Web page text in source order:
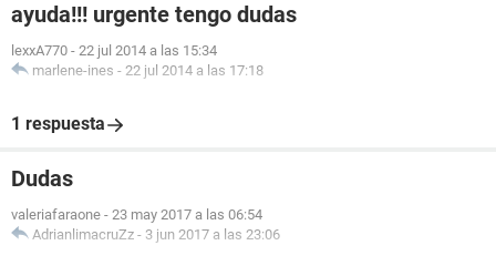
ayuda!!! urgente tengo dudas
lexxA770 - 22 jul 2014 a las 15:34
marlene-ines - 22 jul 2014 a las 17:18
1 respuesta
Dudas
valeriafaraone - 23 may 2017 a las 06:54
AdrianlimacruZz - 3 jun 2017 a las 23:06